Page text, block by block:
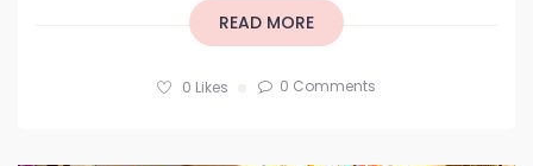
READ MORE
0 Likes 0 Comments